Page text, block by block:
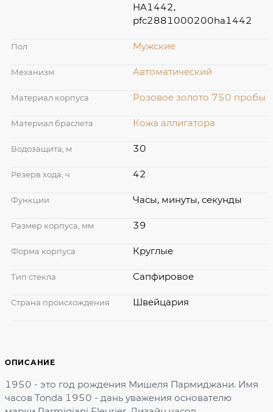
ОПИСАНИЕ
1950 - это год рождения Мишеля Пармиджани. Имя
часов Tonda 1950 - дань уважения основателю
HA1442,
pfc2881000200ha1442
Пол Мужские
Механизм Автоматический
Материал корпуса Розовое золото 750 пробы
Материал браслета Кожа аллигатора
Водозащита, м 30
Резерв хода, ч 42
Функции Часы, минуты, секунды
Размер корпуса, мм 39
Форма корпуса Круглые
Тип стекла Сапфировое
Страна происхождения Швейцария